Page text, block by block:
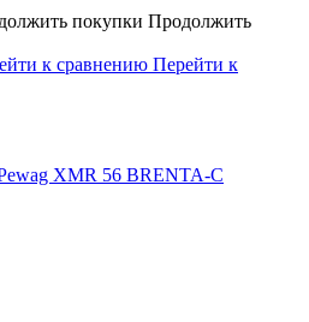
покупки Продолжить
к сравнению Перейти к
XMR 56 BRENTA-C